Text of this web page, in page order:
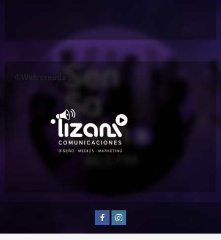
®Web creada por:
FacebookInstagram